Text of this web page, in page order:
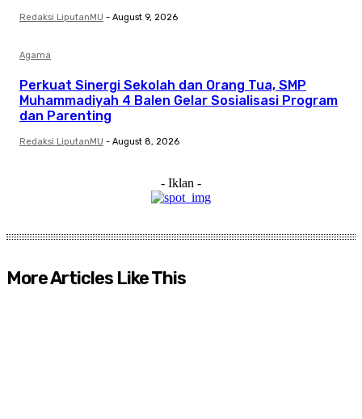
Redaksi LiputanMU - August 9, 2026
Agama
Perkuat Sinergi Sekolah dan Orang Tua, SMP
Muhammadiyah 4 Balen Gelar Sosialisasi Program
dan Parenting
Redaksi LiputanMU - August 8, 2026
- Iklan -
More Articles Like This